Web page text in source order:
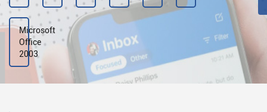
Microsoft
Office
2003